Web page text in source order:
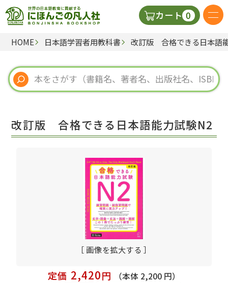
カート 0
日本語の教科書
視聴覚・補助教材
教師用参考書
HOME 日本語学習者用教科書 改訂版 合格できる日本語
改訂版 合格できる日本語能力試験N2
［ 画像を拡大する ］
定価 2,420円
（本体 2,200 円）